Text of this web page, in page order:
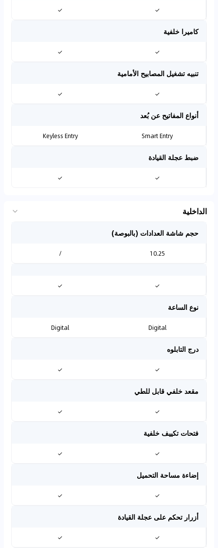
✓
✓
كاميرا خلفية
✓
✓
تنبيه تشغيل المصابيح الأمامية
✓
✓
أنواع المفاتيح عن بُعد
Smart Entry
Keyless Entry
ضبط عجلة القيادة
✓
✓
الداخلية
حجم شاشة العدادات (بالبوصة)
10.25
/
✓
✓
نوع الساعة
Digital
Digital
درج التابلوه
✓
✓
مقعد خلفي قابل للطي
✓
✓
فتحات تكييف خلفية
✓
✓
إضاءة مساحة التحميل
✓
✓
أزرار تحكم على عجلة القيادة
✓
✓